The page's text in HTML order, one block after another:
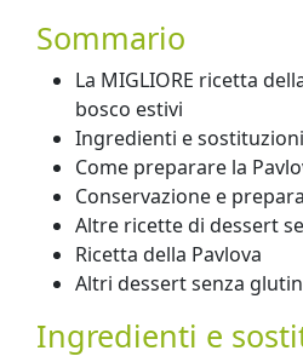
Sommario
La MIGLIORE ricetta
bosco estivi
Ingredienti e sostituzioni
Come preparare la
Conservazione e
Altre ricette di dessert
Ricetta della Pavlova
Altri dessert senza
Ingredienti e